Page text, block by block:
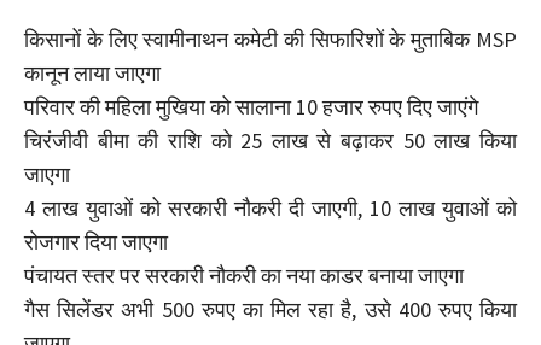
किसानों के लिए स्वामीनाथन कमेटी की सिफारिशों के मुताबिक MSP
कानून लाया जाएगा
परिवार की महिला मुखिया को सालाना 10 हजार रुपए दिए जाएंगे
चिरंजीवी बीमा की राशि को 25 लाख से बढ़ाकर 50 लाख किया
जाएगा
4 लाख युवाओं को सरकारी नौकरी दी जाएगी, 10 लाख युवाओं को
रोजगार दिया जाएगा
पंचायत स्तर पर सरकारी नौकरी का नया काडर बनाया जाएगा
गैस सिलेंडर अभी 500 रुपए का मिल रहा है, उसे 400 रुपए किया